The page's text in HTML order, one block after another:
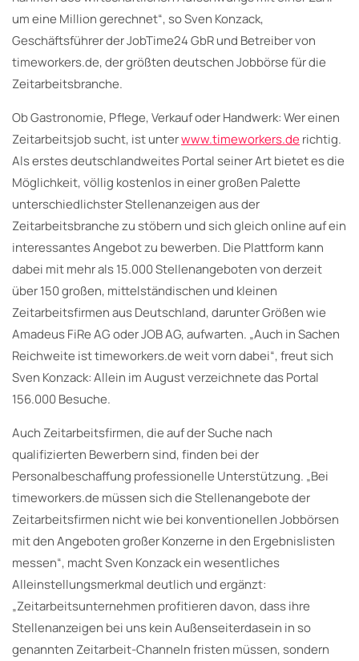
um eine Million gerechnet“, so Sven Konzack,
Geschäftsführer der JobTime24 GbR und Betreiber von
timeworkers.de, der größten deutschen Jobbörse für die
Zeitarbeitsbranche.
Ob Gastronomie, Pflege, Verkauf oder Handwerk: Wer einen
Zeitarbeitsjob sucht, ist unterwww.timeworkers.derichtig.
Als erstes deutschlandweites Portal seiner Art bietet es die
Möglichkeit, völlig kostenlos in einer großen Palette
unterschiedlichster Stellenanzeigen aus der
Zeitarbeitsbranche zu stöbern und sich gleich online auf ein
interessantes Angebot zu bewerben. Die Plattform kann
dabei mit mehr als 15.000 Stellenangeboten von derzeit
über 150 großen, mittelständischen und kleinen
Zeitarbeitsfirmen aus Deutschland, darunter Größen wie
Amadeus FiRe AG oder JOB AG, aufwarten. „Auch in Sachen
Reichweite ist timeworkers.de weit vorn dabei“, freut sich
Sven Konzack: Allein im August verzeichnete das Portal
156.000 Besuche.
Auch Zeitarbeitsfirmen, die auf der Suche nach
qualifizierten Bewerbern sind, finden bei der
Personalbeschaffung professionelle Unterstützung. „Bei
timeworkers.de müssen sich die Stellenangebote der
Zeitarbeitsfirmen nicht wie bei konventionellen Jobbörsen
mit den Angeboten großer Konzerne in den Ergebnislisten
messen“, macht Sven Konzack ein wesentliches
Alleinstellungsmerkmal deutlich und ergänzt:
„Zeitarbeitsunternehmen profitieren davon, dass ihre
Stellenanzeigen bei uns kein Außenseiterdasein in so
genannten Zeitarbeit-Channeln fristen müssen, sondern